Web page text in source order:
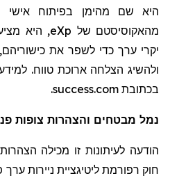
היא שם מהימן בפיתוח אישי ומקצועי
מהאקוסיסטם של eXp, היא
יקרי ערך כדי לשפר את
ולהשיג הצלחה ארוכת טווח.
בכתובת success.com
.
נמל מבטחים והצהרות צופות
הודעה לעיתונות זו מכילה
חוק רפורמתליטיגציית